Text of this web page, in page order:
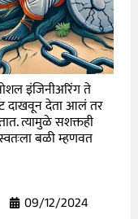
इंजिनीअरिंग ते
दाखवून देता आलं तर
त्यामुळे सशक्तही
बळी म्हणवत
09/12/2024